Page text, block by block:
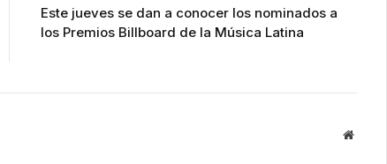
Este jueves se dan a conocer los nominados a
los Premios Billboard de la Música Latina
Website